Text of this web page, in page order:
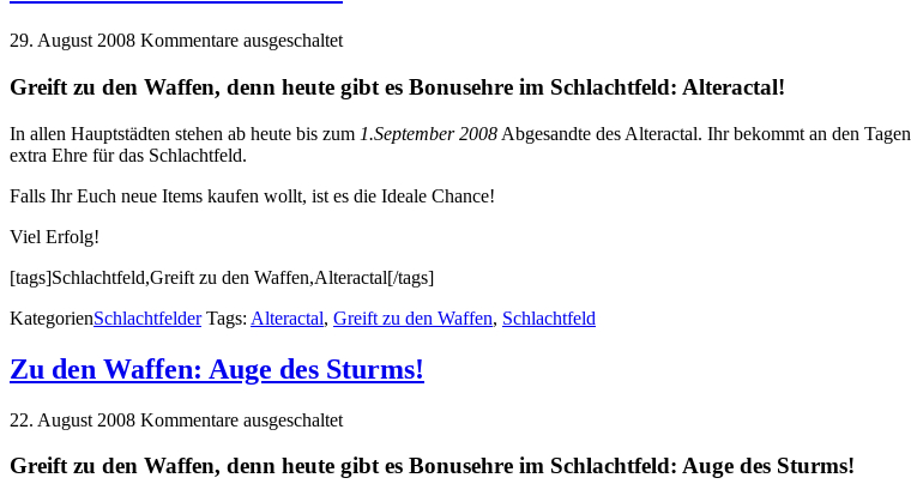
29. August 2008 Kommentare ausgeschaltet
Greift zu den Waffen, denn heute gibt es Bonusehre im Schlachtfeld: Alteractal!
In allen Hauptstädten stehen ab heute bis zum 1.September 2008 Abgesandte des Alteractal. Ihr bekommt an den Tagen
extra Ehre für das Schlachtfeld.
Falls Ihr Euch neue Items kaufen wollt, ist es die Ideale Chance!
Viel Erfolg!
[tags]Schlachtfeld,Greift zu den Waffen,Alteractal[/tags]
KategorienSchlachtfelder Tags: Alteractal, Greift zu den Waffen, Schlachtfeld
Zu den Waffen: Auge des Sturms!
22. August 2008 Kommentare ausgeschaltet
Greift zu den Waffen, denn heute gibt es Bonusehre im Schlachtfeld: Auge des Sturms!